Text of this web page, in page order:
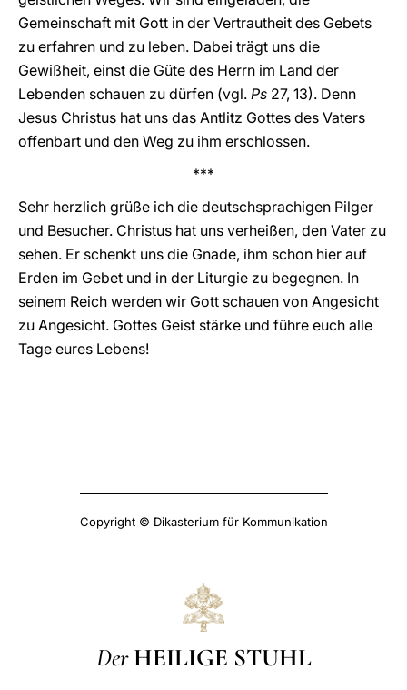
Gemeinschaft mit Gott in der Vertrautheit des Gebets
zu erfahren und zu leben. Dabei trägt uns die
Gewißheit, einst die Güte des Herrn im Land der
Lebenden schauen zu dürfen (vgl. Ps 27, 13). Denn
Jesus Christus hat uns das Antlitz Gottes des Vaters
offenbart und den Weg zu ihm erschlossen.
***
Sehr herzlich grüße ich die deutschsprachigen Pilger
und Besucher. Christus hat uns verheißen, den Vater zu
sehen. Er schenkt uns die Gnade, ihm schon hier auf
Erden im Gebet und in der Liturgie zu begegnen. In
seinem Reich werden wir Gott schauen von Angesicht
zu Angesicht. Gottes Geist stärke und führe euch alle
Tage eures Lebens!
Copyright © Dikasterium für Kommunikation
Der HEILIGE STUHL